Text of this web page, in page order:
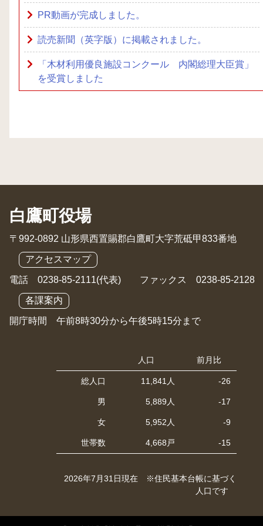
PR動画が完成しました。
読売新聞（英字版）に掲載されました。
「木材利用優良施設コンクール 内閣総理大臣賞」
を受賞しました
白鷹町役場
〒992-0892 山形県西置賜郡白鷹町大字荒砥甲833番地
アクセスマップ
電話 0238-85-2111(代表) ファックス 0238-85-2128
各課案内
開庁時間 午前8時30分から午後5時15分まで
人口 前月比
総人口 11,841人 -26
男 5,889人 -17
女 5,952人 -9
世帯数 4,668戸 -15
2026年7月31日現在 ※住民基本台帳に基づく
人口です